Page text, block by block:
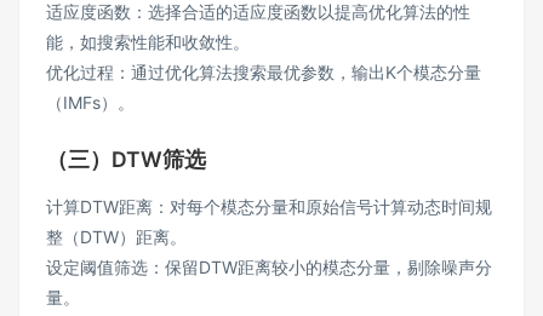
适应度函数：选择合适的适应度函数以提高优化算法的性
能，如搜索性能和收敛性。
优化过程：通过优化算法搜索最优参数，输出K个模态分量
（IMFs）。
（三）DTW筛选
计算DTW距离：对每个模态分量和原始信号计算动态时间规
整（DTW）距离。
设定阈值筛选：保留DTW距离较小的模态分量，剔除噪声分
量。